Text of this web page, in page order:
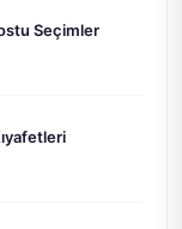
Seçimler